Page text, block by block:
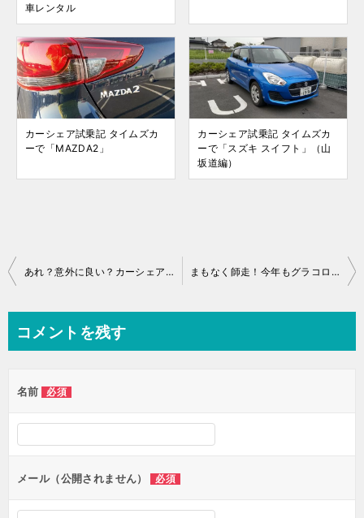
車レンタル
カーシェア試乗記 タイムズカ
ーで「MAZDA2」
カーシェア試乗記 タイムズカ
ーで「スズキ スイフト」（山
坂道編）
投
ビ
ー
シ
ョ
ン
あれ？意外に良い？カーシェア試乗記タイムズカーでヤリスクロス まもなく師走！今年もグラコロ＆初めてのマックカフェ
コメントを残す
名前 必須
メール（公開されません） 必須